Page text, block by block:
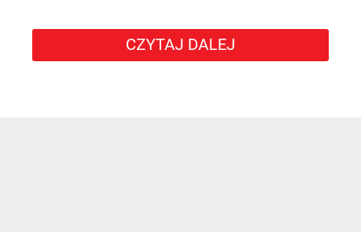
CZYTAJ DALEJ